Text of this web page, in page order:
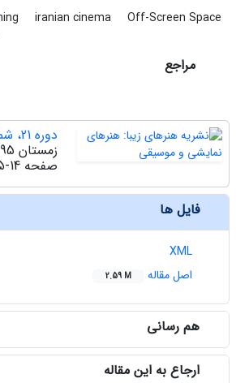
iranian cinema
Off-Screen Space
مراجع
دوره 21، شماره 2
زمستان 1395
صفحه 14
فایل ها
XML
اصل مقاله
2.59 M
هم رسانی
ارجاع به این مقاله